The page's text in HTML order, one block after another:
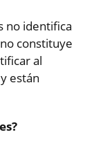
no identifica
constituye
al
están